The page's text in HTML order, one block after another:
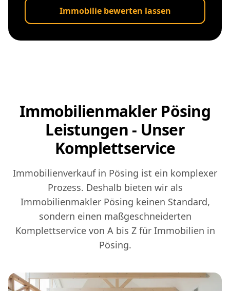
Immobilie bewerten lassen
Immobilienmakler Pösing
Leistungen - Unser
Komplettservice
Immobilienverkauf in Pösing ist ein komplexer
Prozess. Deshalb bieten wir als
Immobilienmakler Pösing keinen Standard,
sondern einen maßgeschneiderten
Komplettservice von A bis Z für Immobilien in
Pösing.